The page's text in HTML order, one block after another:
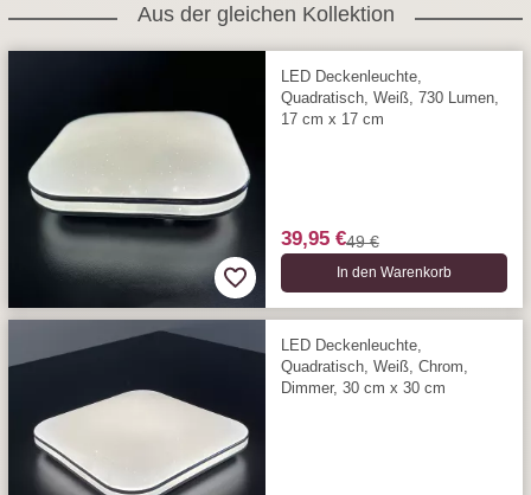
Aus der gleichen Kollektion
LED Deckenleuchte,
Quadratisch, Weiß, 730 Lumen,
17 cm x 17 cm
39,95 €49 €
In den Warenkorb
LED Deckenleuchte,
Quadratisch, Weiß, Chrom,
Dimmer, 30 cm x 30 cm